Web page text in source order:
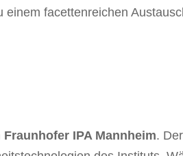
facettenreichen
Fraunhofer IPA Mannheim.